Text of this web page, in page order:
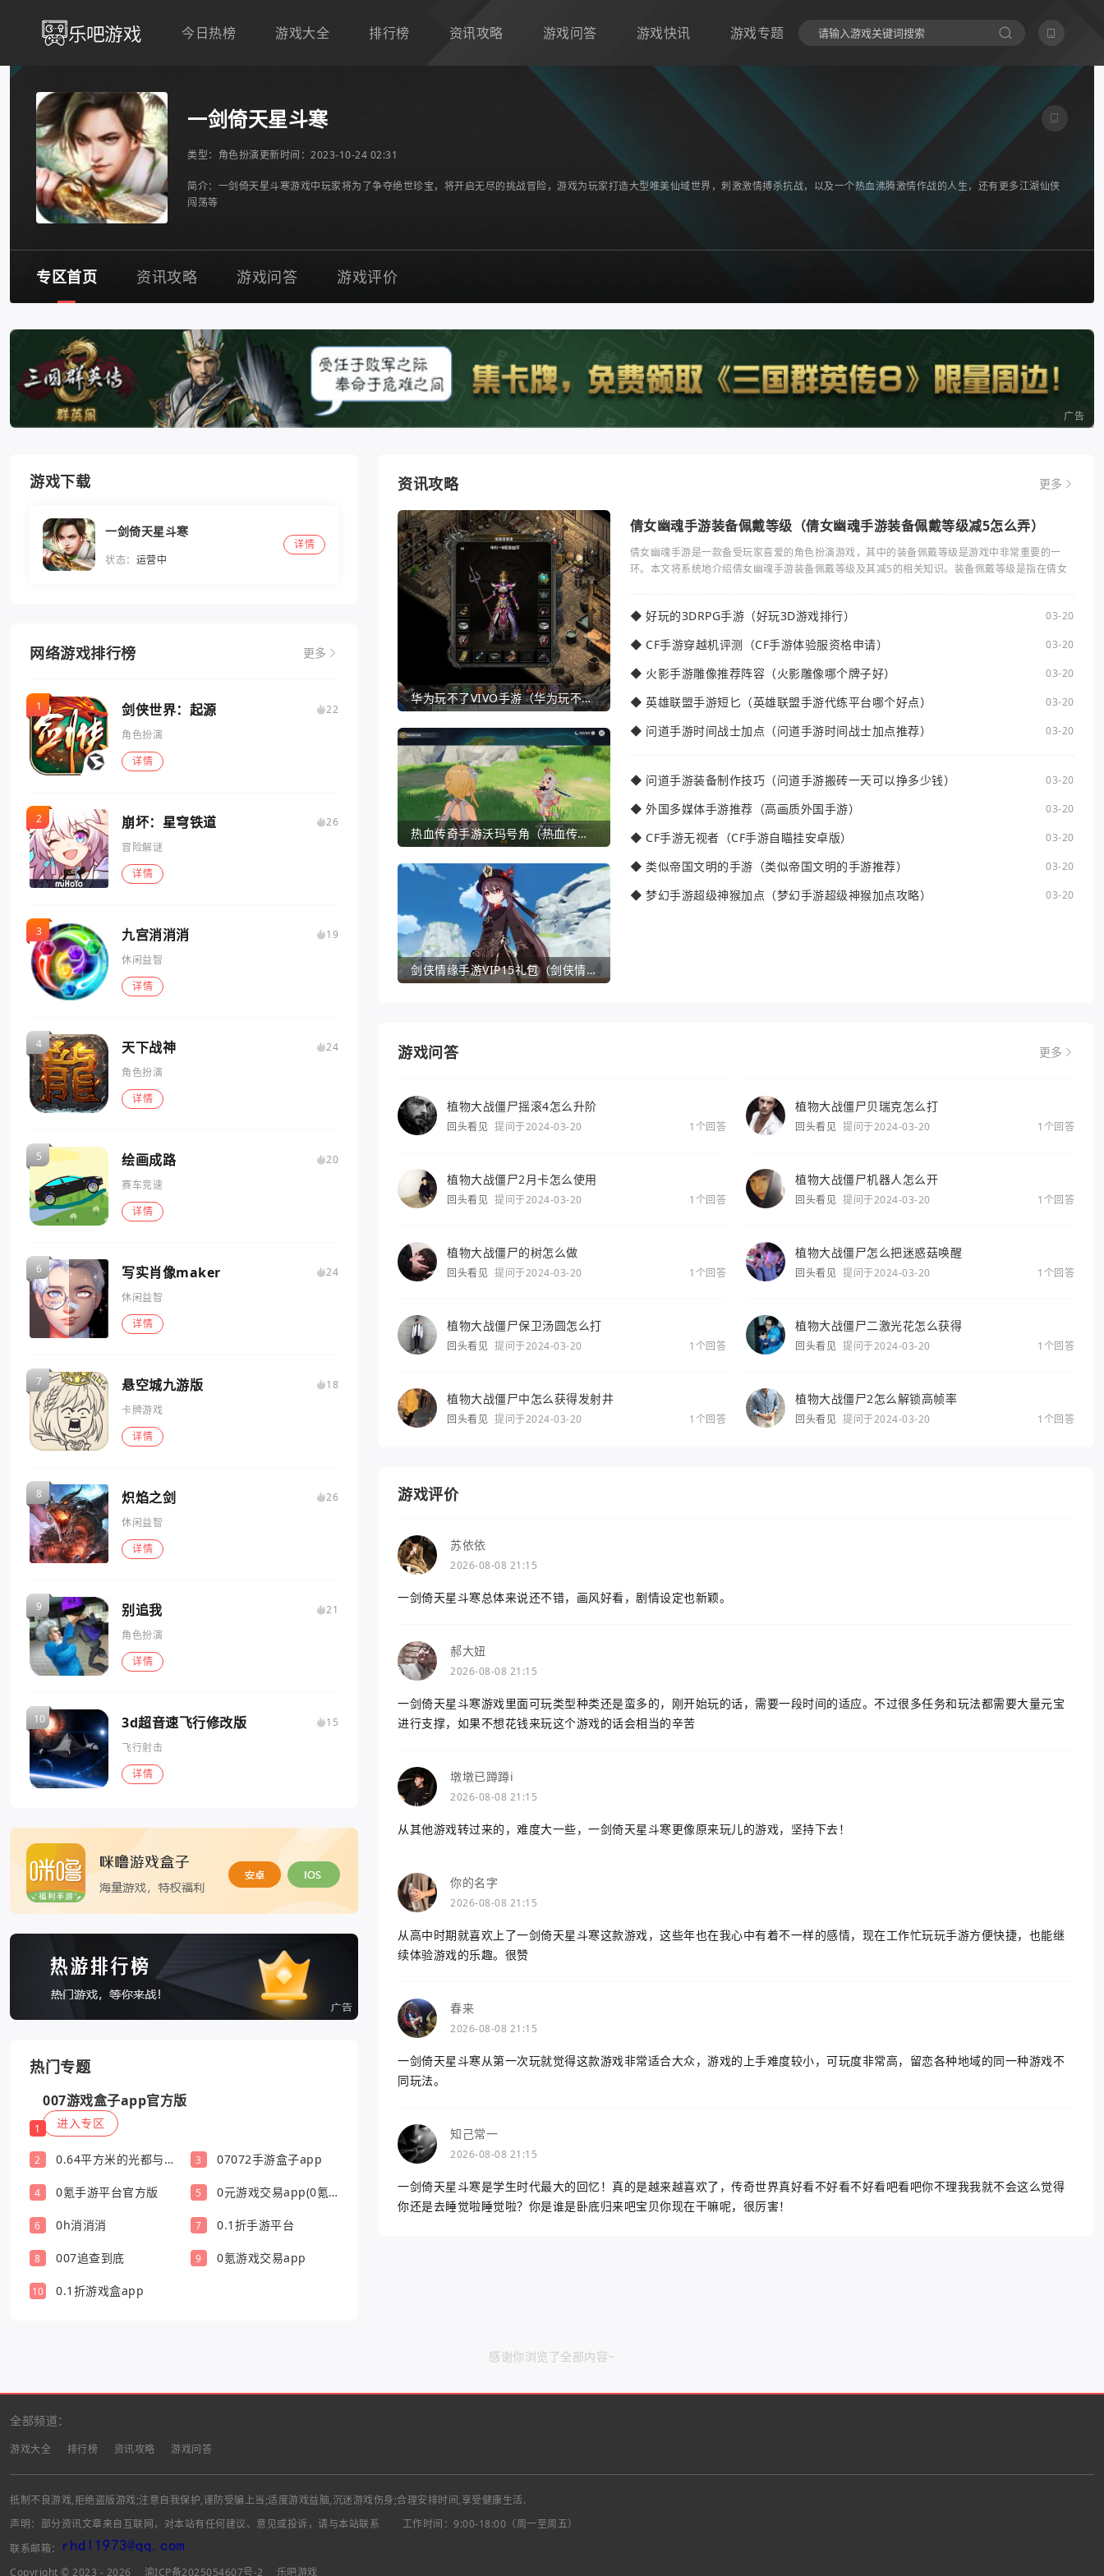
今日热榜 游戏大全 排行榜 资讯攻略 游戏问答 游戏快讯 游戏专题
一剑倚天星斗寒
类型： 角色扮演更新时间：2023-10-24 02:31
简介：一剑倚天星斗寒游戏中玩家将为了争夺绝世珍宝，将开启无尽的挑战冒险，游戏为玩家打造大型唯美仙域世界，刺激激情搏杀抗战，以及一个热血沸腾激情作战的人生，还有更多江湖仙侠
闯荡等
专区首页 资讯攻略 游戏问答 游戏评价
广告
游戏下载
一剑倚天星斗寒
状态： 运营中
详情
网络游戏排行榜 更多
剑侠世界：起源
22
角色扮演
详情
崩坏：星穹铁道
26
冒险解谜
详情
九宫消消消
19
休闲益智
详情
天下战神
24
角色扮演
详情
绘画成路
20
赛车竞速
详情
写实肖像maker
24
休闲益智
详情
悬空城九游版
18
卡牌游戏
详情
炽焰之剑
26
休闲益智
详情
别追我
21
角色扮演
详情
3d超音速飞行修改版
15
飞行射击
详情
热门专题
1
007游戏盒子app官方版
进入专区
2
0.64平方米的光都与你
3 07072手游盒子app
4 0氪手游平台官方版 5
0元游戏交易app(0氪
6 0h消消消 7 0.1折手游平台
8 007追查到底 9 0氪游戏交易app
10 0.1折游戏盒app
资讯攻略 更多
华为玩不了VIVO手游（华为玩不了VIVO手游怎么办）
热血传奇手游沃玛号角（热血传奇沃玛装备隐藏属性）
剑侠情缘手游VIP15礼包（剑侠情缘手游VIP1到18一共要花多少钱）
倩女幽魂手游装备佩戴等级（倩女幽魂手游装备佩戴等级减5怎么弄）
倩女幽魂手游是一款备受玩家喜爱的角色扮演游戏，其中的装备佩戴等级是游戏中非常重要的一
环。本文将系统地介绍倩女幽魂手游装备佩戴等级及其减5的相关知识。装备佩戴等级是指在倩女
◆ 好玩的3DRPG手游（好玩3D游戏排行） 03-20
◆ CF手游穿越机评测（CF手游体验服资格申请） 03-20
◆ 火影手游雕像推荐阵容（火影雕像哪个牌子好） 03-20
◆ 英雄联盟手游短匕（英雄联盟手游代练平台哪个好点） 03-20
◆ 问道手游时间战士加点（问道手游时间战士加点推荐） 03-20
◆ 问道手游装备制作技巧（问道手游搬砖一天可以挣多少钱） 03-20
◆ 外国多媒体手游推荐（高画质外国手游） 03-20
◆ CF手游无视者（CF手游自瞄挂安卓版） 03-20
◆ 类似帝国文明的手游（类似帝国文明的手游推荐） 03-20
◆ 梦幻手游超级神猴加点（梦幻手游超级神猴加点攻略） 03-20
游戏问答 更多
植物大战僵尸摇滚4怎么升阶
回头看见 提问于2024-03-20 1个回答
植物大战僵尸贝瑞克怎么打
回头看见 提问于2024-03-20 1个回答
植物大战僵尸2月卡怎么使用
回头看见 提问于2024-03-20 1个回答
植物大战僵尸机器人怎么开
回头看见 提问于2024-03-20 1个回答
植物大战僵尸的树怎么做
回头看见 提问于2024-03-20 1个回答
植物大战僵尸怎么把迷惑菇唤醒
回头看见 提问于2024-03-20 1个回答
植物大战僵尸保卫汤圆怎么打
回头看见 提问于2024-03-20 1个回答
植物大战僵尸二激光花怎么获得
回头看见 提问于2024-03-20 1个回答
植物大战僵尸中怎么获得发射井
回头看见 提问于2024-03-20 1个回答
植物大战僵尸2怎么解锁高帧率
回头看见 提问于2024-03-20 1个回答
游戏评价
苏依依
2026-08-08 21:15
一剑倚天星斗寒总体来说还不错，画风好看，剧情设定也新颖。
郝大妞
2026-08-08 21:15
一剑倚天星斗寒游戏里面可玩类型种类还是蛮多的，刚开始玩的话，需要一段时间的适应。不过很多任务和玩法都需要大量元宝
进行支撑，如果不想花钱来玩这个游戏的话会相当的辛苦
墩墩已蹲蹲i
2026-08-08 21:15
从其他游戏转过来的，难度大一些，一剑倚天星斗寒更像原来玩儿的游戏，坚持下去！
你的名字
2026-08-08 21:15
从高中时期就喜欢上了一剑倚天星斗寒这款游戏，这些年也在我心中有着不一样的感情，现在工作忙玩玩手游方便快捷，也能继
续体验游戏的乐趣。很赞
春来
2026-08-08 21:15
一剑倚天星斗寒从第一次玩就觉得这款游戏非常适合大众，游戏的上手难度较小，可玩度非常高，留恋各种地域的同一种游戏不
同玩法。
知己常一
2026-08-08 21:15
一剑倚天星斗寒是学生时代最大的回忆！真的是越来越喜欢了，传奇世界真好看不好看不好看吧看吧你不理我我就不会这么觉得
你还是去睡觉啦睡觉啦？你是谁是卧底归来吧宝贝你现在干嘛呢，很厉害！
感谢你浏览了全部内容~
全部频道：
游戏大全 排行榜 资讯攻略 游戏问答
抵制不良游戏,拒绝盗版游戏;注意自我保护,谨防受骗上当;适度游戏益脑,沉迷游戏伤身;合理安排时间,享受健康生活.
声明：部分资讯文章来自互联网，对本站有任何建议、意见或投诉，请与本站联系
工作时间：9:00-18:00（周一至周五）
联系邮箱：
Copyright © 2023 - 2026
渝ICP备2025054607号-2 乐吧游戏